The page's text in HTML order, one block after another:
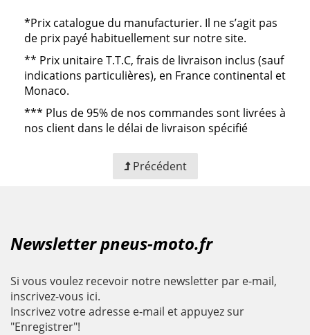
*Prix catalogue du manufacturier. Il ne s’agit pas
de prix payé habituellement sur notre site.
** Prix unitaire T.T.C, frais de livraison inclus (sauf
indications particulières), en France continental et
Monaco.
*** Plus de 95% de nos commandes sont livrées à
nos client dans le délai de livraison spécifié
Précédent
Newsletter pneus-moto.fr
Si vous voulez recevoir notre newsletter par e-mail,
inscrivez-vous ici.
Inscrivez votre adresse e-mail et appuyez sur
"Enregistrer"!